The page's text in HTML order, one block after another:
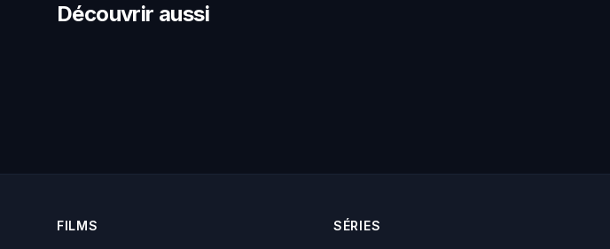
Découvrir aussi
FILMS SÉRIES